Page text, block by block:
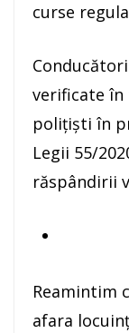
curse
verificate
polițiști în
Legii 55/
răspândirii
Reamintim
afara